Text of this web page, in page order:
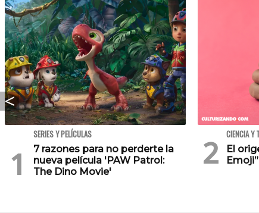
SERIES Y PELÍCULAS
7 razones para no perderte la
nueva película 'PAW Patrol:
The Dino Movie'
CIENCIA Y
El